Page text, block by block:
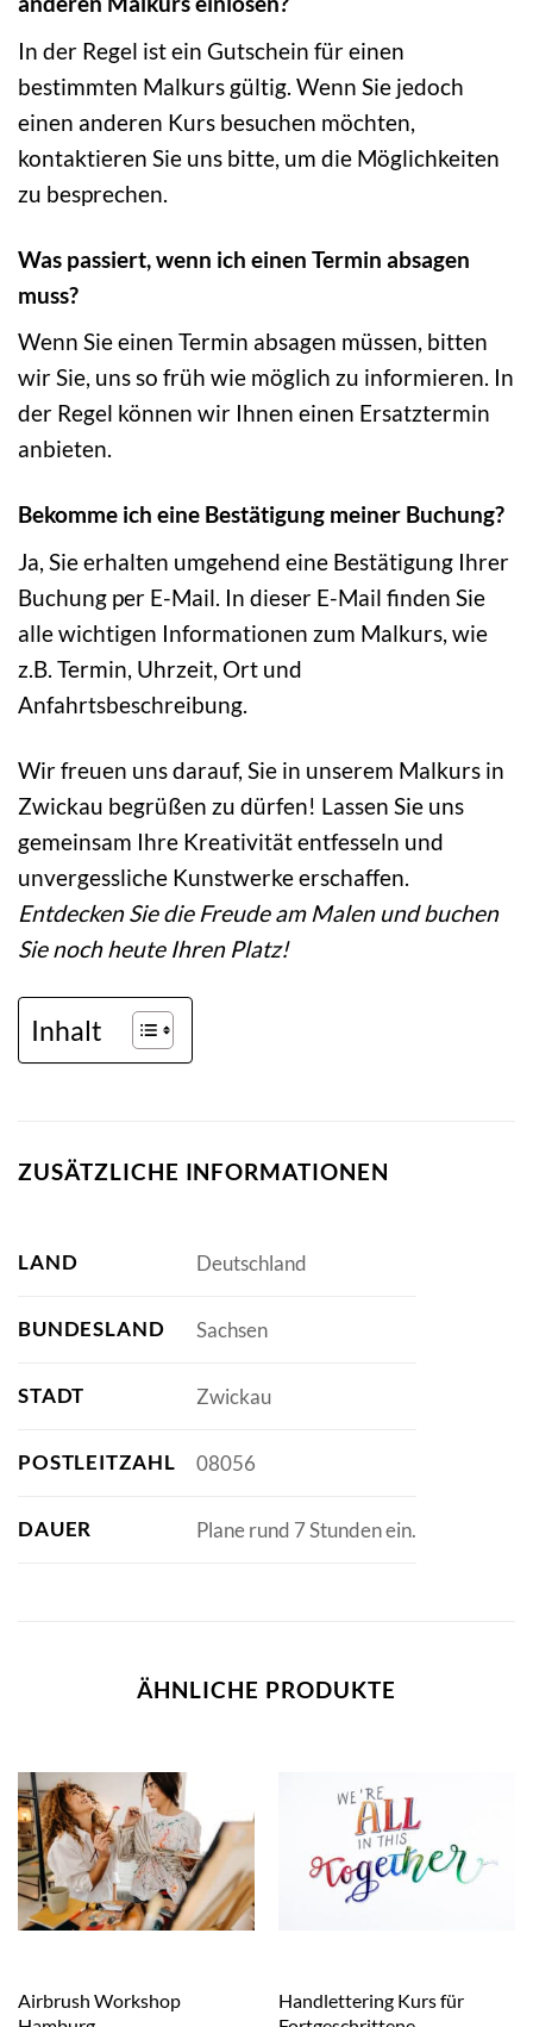
In der Regel ist ein Gutschein für einen
bestimmten Malkurs gültig. Wenn Sie jedoch
einen anderen Kurs besuchen möchten,
kontaktieren Sie uns bitte, um die Möglichkeiten
zu besprechen.
Was passiert, wenn ich einen Termin absagen
muss?
Wenn Sie einen Termin absagen müssen, bitten
wir Sie, uns so früh wie möglich zu informieren. In
der Regel können wir Ihnen einen Ersatztermin
anbieten.
Bekomme ich eine Bestätigung meiner Buchung?
Ja, Sie erhalten umgehend eine Bestätigung Ihrer
Buchung per E-Mail. In dieser E-Mail finden Sie
alle wichtigen Informationen zum Malkurs, wie
z.B. Termin, Uhrzeit, Ort und
Anfahrtsbeschreibung.
Wir freuen uns darauf, Sie in unserem Malkurs in
Zwickau begrüßen zu dürfen! Lassen Sie uns
gemeinsam Ihre Kreativität entfesseln und
unvergessliche Kunstwerke erschaffen.
Entdecken Sie die Freude am Malen und buchen
Sie noch heute Ihren Platz!
Inhalt
ZUSÄTZLICHE INFORMATIONEN
LAND Deutschland
BUNDESLAND Sachsen
STADT Zwickau
POSTLEITZAHL 08056
DAUER Plane rund 7 Stunden ein.
ÄHNLICHE PRODUKTE
Airbrush Workshop
Handlettering Kurs für